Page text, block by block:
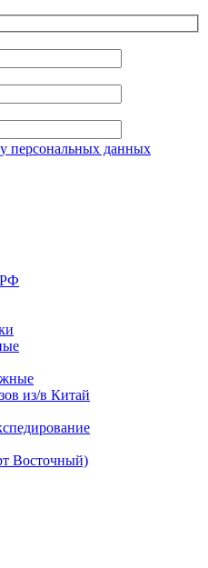
персональных данных
РФ
из/в Китай
Восточный)